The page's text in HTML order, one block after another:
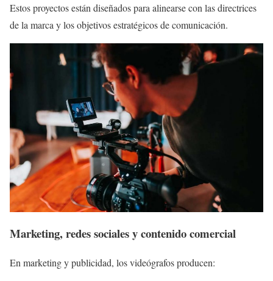
Estos proyectos están diseñados para alinearse con las directrices
de la marca y los objetivos estratégicos de comunicación.
Marketing, redes sociales y contenido comercial
En marketing y publicidad, los videógrafos producen: